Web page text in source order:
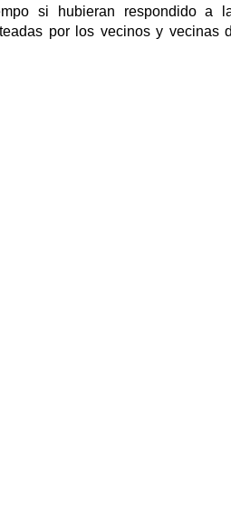
si hubieran respondido a
por los vecinos y vecinas